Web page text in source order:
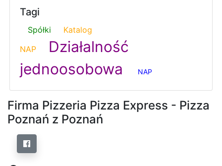
Tagi
Spółki
Katalog
NAP
Działalność
jednoosobowa
NAP
Firma Pizzeria Pizza Express - Pizza
Poznań z Poznań